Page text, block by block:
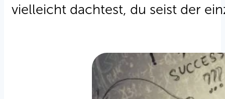
vielleicht dachtest, du seist der